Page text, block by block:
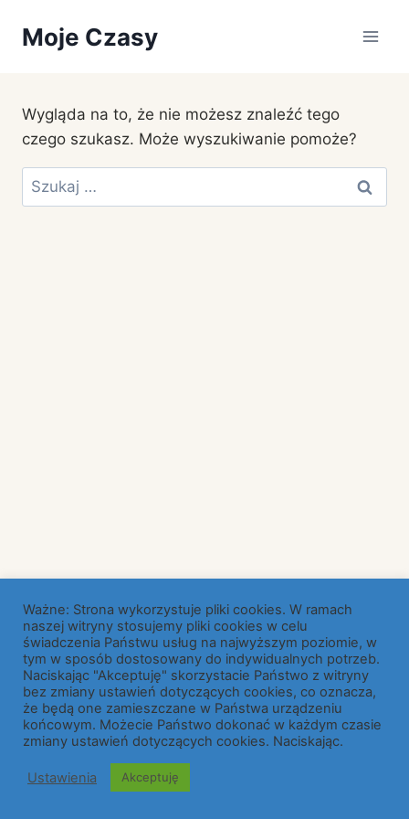
Moje Czasy
Wygląda na to, że nie możesz znaleźć tego
czego szukasz. Może wyszukiwanie pomoże?
Szukaj:
© 2026 Moje Czasy Motyw WordPress, autor:
Kadence WP
Ważne: Strona wykorzystuje pliki cookies. W ramach
naszej witryny stosujemy pliki cookies w celu
świadczenia Państwu usług na najwyższym poziomie, w
tym w sposób dostosowany do indywidualnych potrzeb.
Naciskając "Akceptuję" skorzystacie Państwo z witryny
bez zmiany ustawień dotyczących cookies, co oznacza,
że będą one zamieszczane w Państwa urządzeniu
końcowym. Możecie Państwo dokonać w każdym czasie
zmiany ustawień dotyczących cookies. Naciskając.
Ustawienia Akceptuję